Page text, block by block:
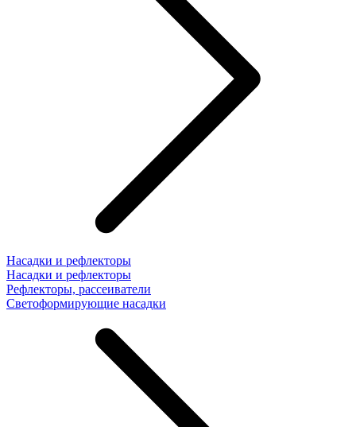
Насадки и рефлекторы
Насадки и рефлекторы
Рефлекторы, рассеиватели
Светоформирующие насадки